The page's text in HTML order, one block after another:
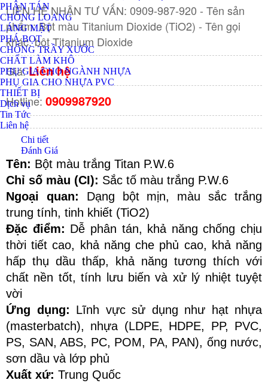
PHÂN TÁN
CHỐNG LOANG
LÁNG MẶT
PHÁ BỌT
CHỐNG TRẦY XƯỚC
CHẤT LÀM KHÔ
PHỤ GIA CHO NGÀNH NHỰA
PHỤ GIA CHO NHỰA PVC
THIẾT BỊ
Dịch vụ
Tin Tức
Liên hệ
LIÊN HỆ NHẬN TƯ VẤN: 0909-987-920 - Tên sản
phẩm: Bột màu Titanium Dioxide (TiO2) - Tên gọi
khác: bột Titanium Dioxide
Giá:Liên hệ
Hotline: 0909987920
Chi tiết
Đánh Giá
Tên: Bột màu trắng Titan P.W.6
Chỉ số màu (CI): Sắc tố màu trắng P.W.6
Ngoại quan: Dạng bột mịn, màu sắc trắng
trung tính, tinh khiết (TiO2)
Đặc điểm: Dễ phân tán, khả năng chống chịu
thời tiết cao, khả năng che phủ cao, khả năng
hấp thụ dầu thấp, khả năng tương thích với
chất nền tốt, tính lưu biến và xử lý nhiệt tuyệt
vời
Ứng dụng: Lĩnh vực sử dụng như hạt nhựa
(masterbatch), nhựa (LDPE, HDPE, PP, PVC,
PS, SAN, ABS, PC, POM, PA, PAN), ống nước,
sơn dầu và lớp phủ
Xuất xứ: Trung Quốc